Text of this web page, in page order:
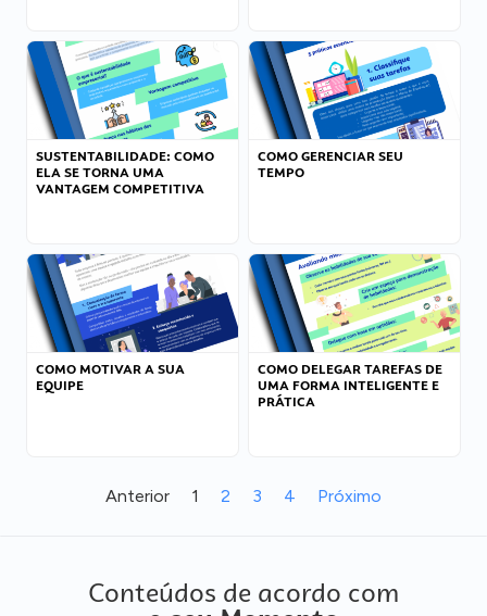
SUSTENTABILIDADE: COMO
ELA SE TORNA UMA
VANTAGEM COMPETITIVA
COMO GERENCIAR SEU
TEMPO
COMO MOTIVAR A SUA
EQUIPE
COMO DELEGAR TAREFAS DE
UMA FORMA INTELIGENTE E
PRÁTICA
Anterior 1 2 3 4 Próximo
Conteúdos de acordo com